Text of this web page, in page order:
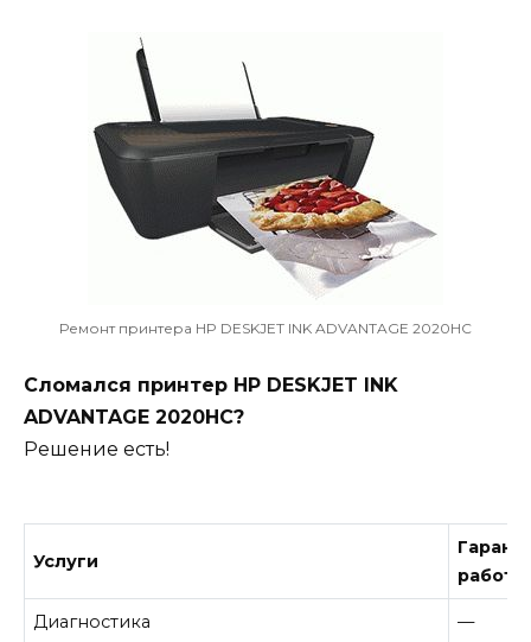
Ремонт принтера HP DESKJET INK ADVANTAGE 2020HC
Сломался принтер HP DESKJET INK
ADVANTAGE 2020HC?
Решение есть!
Услуги
работу
Диагностика —